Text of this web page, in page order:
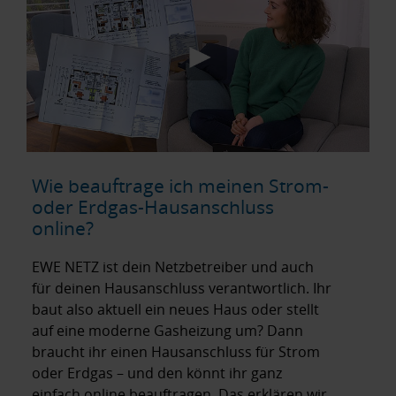
Wie beauftrage ich meinen Strom-
oder Erdgas-Hausanschluss
online?
EWE NETZ ist dein Netzbetreiber und auch
für deinen Hausanschluss verantwortlich. Ihr
baut also aktuell ein neues Haus oder stellt
auf eine moderne Gasheizung um? Dann
braucht ihr einen Hausanschluss für Strom
oder Erdgas – und den könnt ihr ganz